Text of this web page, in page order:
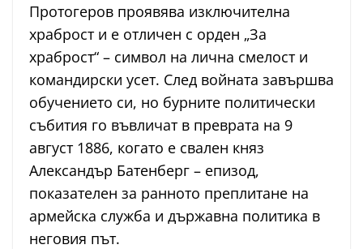
Протогеров проявява изключителна
храброст и е отличен с орден „За
храброст“ – символ на лична смелост и
командирски усет. След войната завършва
обучението си, но бурните политически
събития го въвличат в преврата на 9
август 1886, когато е свален княз
Александър Батенберг – епизод,
показателен за ранното преплитане на
армейска служба и държавна политика в
неговия път.